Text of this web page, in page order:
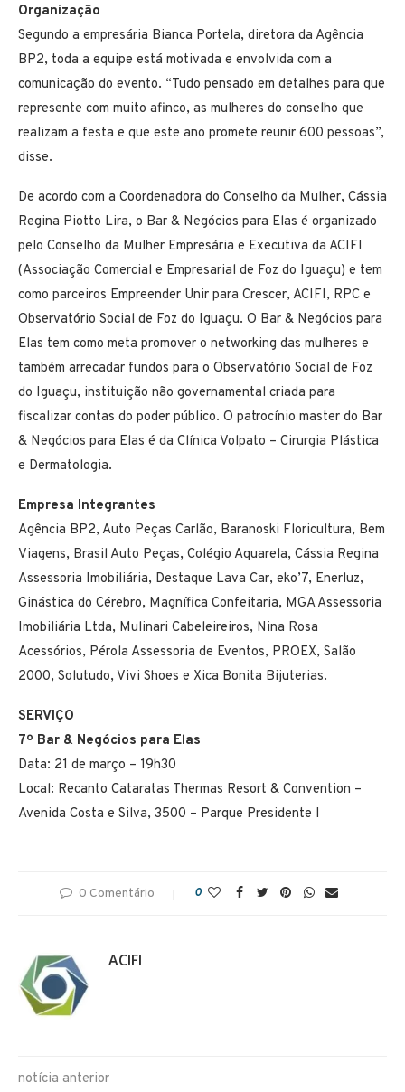
Organização
Segundo a empresária Bianca Portela, diretora da Agência
BP2, toda a equipe está motivada e envolvida com a
comunicação do evento. “Tudo pensado em detalhes para que
represente com muito afinco, as mulheres do conselho que
realizam a festa e que este ano promete reunir 600 pessoas”,
disse.
De acordo com a Coordenadora do Conselho da Mulher, Cássia
Regina Piotto Lira, o Bar & Negócios para Elas é organizado
pelo Conselho da Mulher Empresária e Executiva da ACIFI
(Associação Comercial e Empresarial de Foz do Iguaçu) e tem
como parceiros Empreender Unir para Crescer, ACIFI, RPC e
Observatório Social de Foz do Iguaçu. O Bar & Negócios para
Elas tem como meta promover o networking das mulheres e
também arrecadar fundos para o Observatório Social de Foz
do Iguaçu, instituição não governamental criada para
fiscalizar contas do poder público. O patrocínio master do Bar
& Negócios para Elas é da Clínica Volpato – Cirurgia Plástica
e Dermatologia.
Empresa Integrantes
Agência BP2, Auto Peças Carlão, Baranoski Floricultura, Bem
Viagens, Brasil Auto Peças, Colégio Aquarela, Cássia Regina
Assessoria Imobiliária, Destaque Lava Car, eko’7, Enerluz,
Ginástica do Cérebro, Magnífica Confeitaria, MGA Assessoria
Imobiliária Ltda, Mulinari Cabeleireiros, Nina Rosa
Acessórios, Pérola Assessoria de Eventos, PROEX, Salão
2000, Solutudo, Vivi Shoes e Xica Bonita Bijuterias.
SERVIÇO
7º Bar & Negócios para Elas
Data: 21 de março – 19h30
Local: Recanto Cataratas Thermas Resort & Convention –
Avenida Costa e Silva, 3500 – Parque Presidente I
0 Comentário 0
ACIFI
notícia anterior